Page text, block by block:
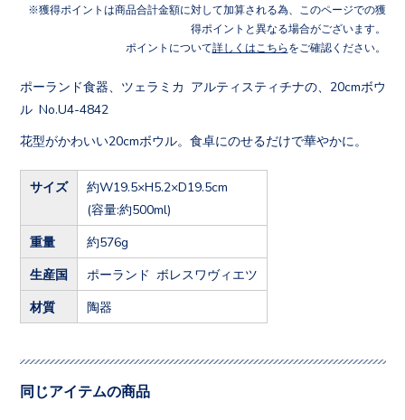
獲得ポイントは商品合計金額に対して加算される為、このページでの獲
得ポイントと異なる場合がございます。
ポイントについて詳しくはこちら をご確認ください。
ポーランド食器、ツェラミカ アルティスティチナの、20cmボウ
ル No.U4-4842
花型がかわいい20cmボウル。食卓にのせるだけで華やかに。
サイズ
約W19.5×H5.2×D19.5cm
(容量:約500ml)
重量 約576g
生産国 ポーランド ボレスワヴィエツ
材質 陶器
同じアイテムの商品